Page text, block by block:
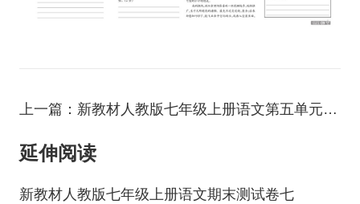
上一篇：新教材人教版七年级上册语文第五单元测试卷三
延伸阅读
新教材人教版七年级上册语文期末测试卷七